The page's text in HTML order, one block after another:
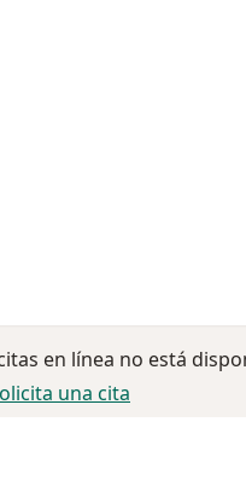
en línea no está
una cita